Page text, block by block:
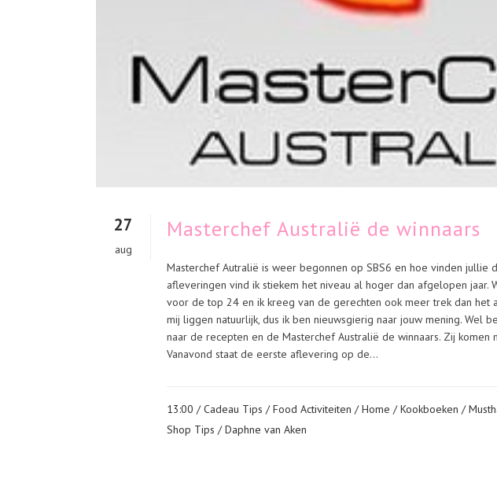
27
aug
Masterchef Australië de winnaars
Masterchef Autralië is weer begonnen op SBS6 en hoe vinden jullie
afleveringen vind ik stiekem het niveau al hoger dan afgelopen jaar.
voor de top 24 en ik kreeg van de gerechten ook meer trek dan het
mij liggen natuurlijk, dus ik ben nieuwsgierig naar jouw mening. Wel
naar de recepten en de Masterchef Australië de winnaars. Zij komen
Vanavond staat de eerste aflevering op de...
13:00 /Cadeau Tips /Food Activiteiten /Home /Kookboeken /
Shop Tips / Daphne van Aken